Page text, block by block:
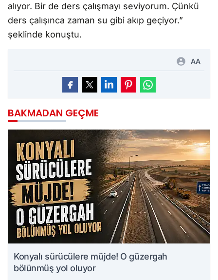
alıyor. Bir de ders çalışmayı seviyorum. Çünkü
ders çalışınca zaman su gibi akıp geçiyor.”
şeklinde konuştu.
AA
BAKMADAN GEÇME
Konyalı sürücülere müjde! O güzergah
bölünmüş yol oluyor